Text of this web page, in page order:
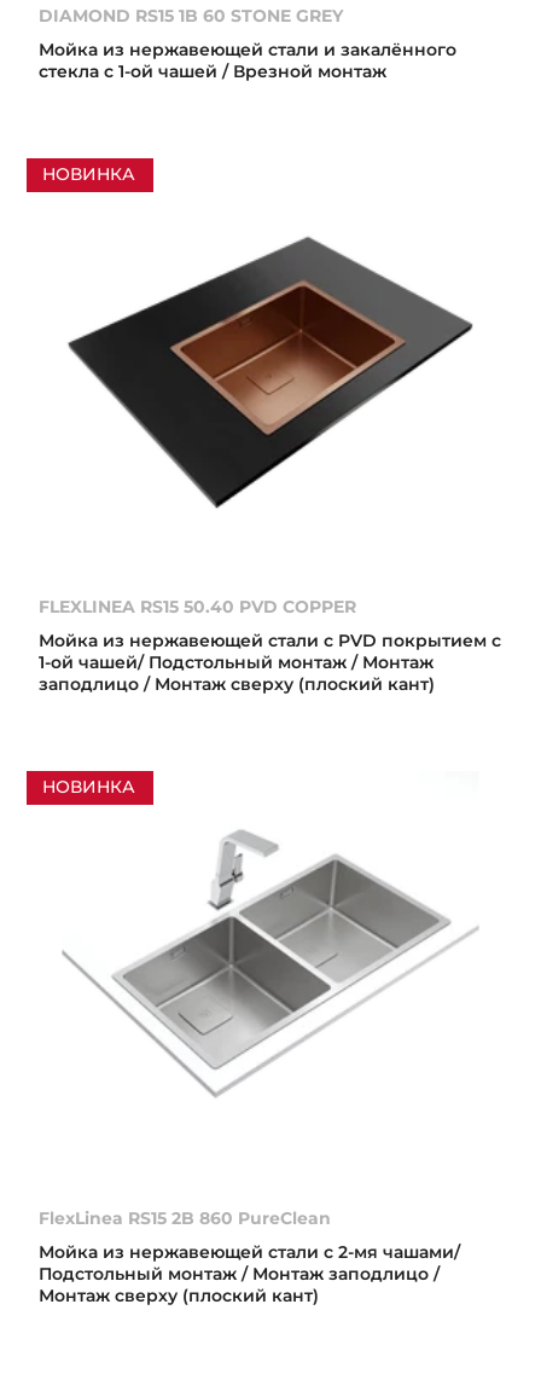
DIAMOND RS15 1B 60 STONE GREY
Мойка из нержавеющей стали и закалённого
стекла с 1-ой чашей / Врезной монтаж
НОВИНКА
FLEXLINEA RS15 50.40 PVD COPPER
Мойка из нержавеющей стали с PVD покрытием с
1-ой чашей/ Подстольный монтаж / Монтаж
заподлицо / Монтаж сверху (плоский кант)
НОВИНКА
FlexLinea RS15 2B 860 PureClean
Мойка из нержавеющей стали с 2-мя чашами/
Подстольный монтаж / Монтаж заподлицо /
Монтаж сверху (плоский кант)